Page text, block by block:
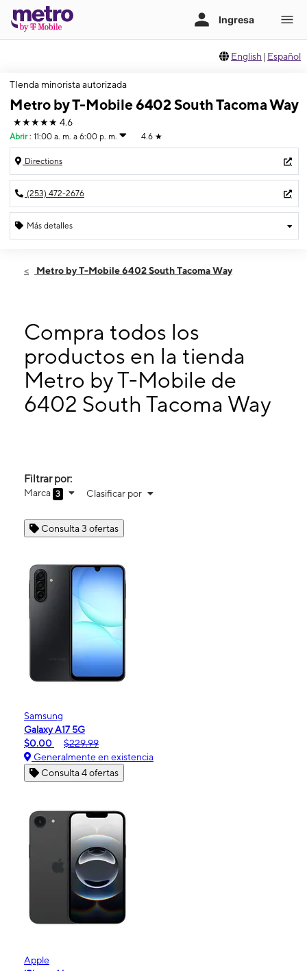
English | Español
TIenda minorista autorizada
Metro by T-Mobile 6402 South Tacoma Way
★★★★★ 4.6
Abrir : 11:00 a. m. a 6:00 p. m. 4.6 ★
Directions
(253) 472-2676
Más detalles
Domingo:11:00 a. m. a 6:00 p. m.
Jueves:
10:00 a. m. a 8:00 p. m.
Viernes: 10:00 a. m. a 8:00 p. m.
Sábado:11:00 a. m. a 7:00 p. m.
6402 South Tacoma Way Tacoma, WA 98409
Metro by T-Mobile 6402 South Tacoma Way
Compra todos los
productos en la tienda
Metro by T-Mobile de
6402 South Tacoma Way
Filtrar por:
Marca 3 Clasificar por
Consulta 3 ofertas
Samsung
Galaxy A17 5G
$0.00
$229.99
Generalmente en existencia
Consulta 4 ofertas
Apple